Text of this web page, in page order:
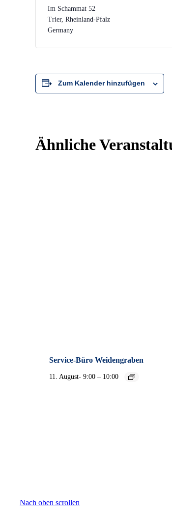
Im Schammat 52
Trier, Rheinland-Pfalz
Germany
Zum Kalender hinzufügen
Ähnliche
Service-Büro Weidengraben
11. August- 9:00 – 10:00
Nach oben scrollen